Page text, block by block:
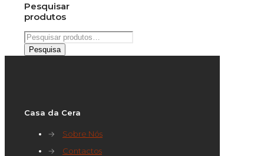
Pesquisar
produtos
Pesquisar
por:
Pesquisa
Casa da Cera
→
Sobre Nós
→
Contactos